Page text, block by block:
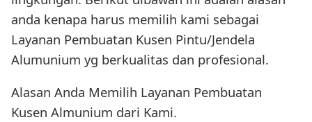
anda kenapa harus memilih kami sebagai
Layanan Pembuatan Kusen Pintu/Jendela
Alumunium yg berkualitas dan profesional.
Alasan Anda Memilih Layanan Pembuatan
Kusen Almunium dari Kami.